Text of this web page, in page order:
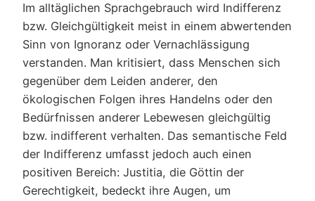
Im alltäglichen Sprachgebrauch wird Indifferenz
bzw. Gleichgültigkeit meist in einem abwertenden
Sinn von Ignoranz oder Vernachlässigung
verstanden. Man kritisiert, dass Menschen sich
gegenüber dem Leiden anderer, den
ökologischen Folgen ihres Handelns oder den
Bedürfnissen anderer Lebewesen gleichgültig
bzw. indifferent verhalten. Das semantische Feld
der Indifferenz umfasst jedoch auch einen
positiven Bereich: Justitia, die Göttin der
Gerechtigkeit, bedeckt ihre Augen, um